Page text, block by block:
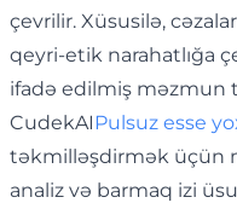
çevrilir. Xüsusilə,
qeyri-etik narahatlığa
ifadə edilmiş məzmun
CudekAIPulsuz esse
təkmilləşdirmək üçün
analiz və barmaq izi